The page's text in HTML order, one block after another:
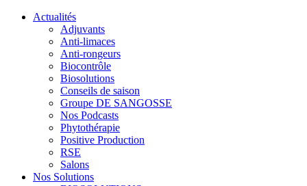
Actualités
Adjuvants
Anti-limaces
Anti-rongeurs
Biocontrôle
Biosolutions
Conseils de saison
Groupe DE SANGOSSE
Nos Podcasts
Phytothérapie
Positive Production
RSE
Salons
Nos Solutions